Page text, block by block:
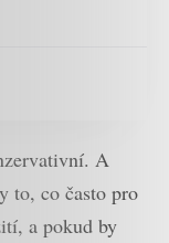
A
to, co často pro
a pokud by